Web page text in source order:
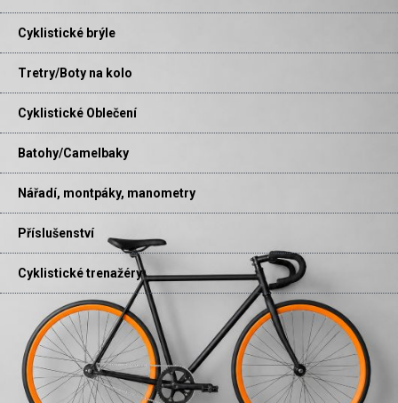
Cyklistické brýle
Tretry/Boty na kolo
Cyklistické Oblečení
Batohy/Camelbaky
Nářadí, montpáky, manometry
Příslušenství
Cyklistické trenažéry